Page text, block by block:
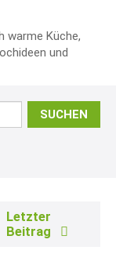
warme Küche,
und
SUCHEN
Letzter
Beitrag